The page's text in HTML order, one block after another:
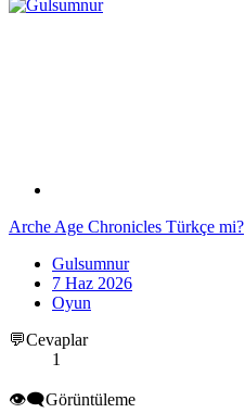
Arche Age Chronicles Türkçe mi?
Gulsumnur
7 Haz 2026
Oyun
💬Cevaplar
1
👁️‍🗨️Görüntüleme